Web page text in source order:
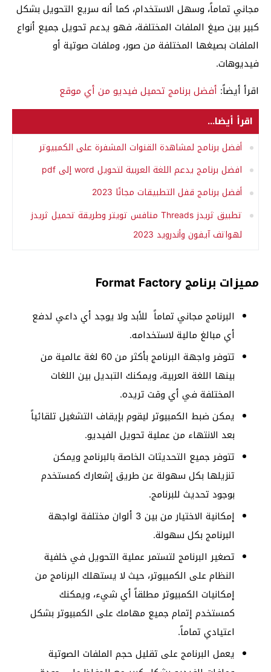
مجاني تماماً، وسهل الاستخدام، كما أنه سريع التحويل بشكل
كبير بين صيغ الملفات المختلفة، فهو يدعم تحويل جميع أنواع
الملفات بصيغها المختلفة من صور، وملفات صوتية أو
فيديوهات.
اقرأ أيضاً: أفضل برنامج تحميل فيديو من أي موقع
اقرأ أيضا...
أفضل برنامج لمشاهدة القنوات المشفرة على الكمبيوتر
افضل برنامج يدعم اللغة العربية لتحويل word إلى pdf
أفضل برنامج قفل التطبيقات مجانًا 2023
تطبيق ثريدز Threads منافس تويتر وطريقة تحميل ثريدز
لهواتف آيفون وأندرويد 2023
مميزات برنامج Format Factory
البرنامج مجاني تماماً للأبد ولا يوجد أي داعي لدفع
أي مبالغ مالية لاستخدامه.
تتوفر واجهة البرنامج بأكثر من 60 لغة عالمية من
بينها اللغة العربية، ويمكنك التبديل بين اللغات
المختلفة في أي وقت تريده.
يمكن ضبط الكمبيوتر ليقوم بإيقاف التشغيل تلقائياً
بعد الانتهاء من عملية تحويل الفيديو.
تتوفر جميع التحديثات الخاصة بالبرنامج ويمكن
تنزيلها بكل سهولة عن طريق إشعارك كمستخدم
بوجود تحديث للبرنامج.
إمكانية الاختيار من بين 3 ألوان مختلفة لواجهة
البرنامج بكل سهولة.
تصغير البرنامج لتستمر عملية التحويل في خلفية
النظام على الكمبيوتر، حيث لا يستهلك البرنامج من
إمكانيات الكمبيوتر مطلقاً أي شيء، ويمكنك
كمستخدم إتمام جميع مهامك على الكمبيوتر بشكل
اعتيادي تماماً.
يعمل البرنامج على تقليل حجم الملفات الصوتية